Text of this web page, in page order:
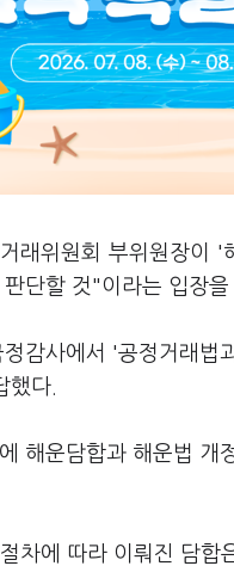
래위원회 부위원장이
단할 것"이라는 입장을
감사에서 '공정거래법
했다.
해운담합과 해운법
차에 따라 이뤄진 담